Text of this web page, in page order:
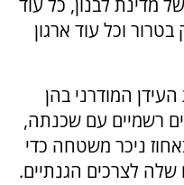
מדינת לבנון, כל עוד
וכל עוד ארגון
המודרני בהן
רשמיים עם שכנתה,
ניכר משטחה כדי
לצרכים הגנתיים.